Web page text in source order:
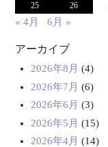
25 26
« 4月 6月 »
アーカイブ
2026年8月 (4)
2026年7月 (6)
2026年6月 (3)
2026年5月 (15)
2026年4月 (14)